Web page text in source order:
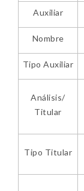
Auxiliar
Nombre
Tipo Auxiliar
Análisis/
Titular
Tipo Titular